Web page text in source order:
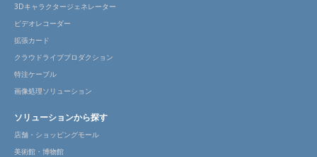
3Dキャラクタージェネレーター
ビデオレコーダー
拡張カード
クラウドライブプロダクション
特注ケーブル
画像処理ソリューション
ソリューションから探す
店舗・ショッピングモール
美術館・博物館